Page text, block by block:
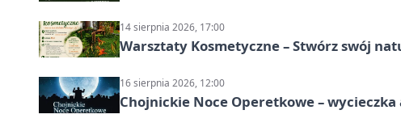
14 sierpnia 2026, 17:00
Warsztaty Kosmetyczne – Stwórz swój
16 sierpnia 2026, 12:00
Chojnickie Noce Operetkowe –